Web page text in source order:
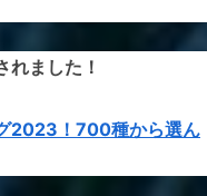
れました！
2023！700種から選ん